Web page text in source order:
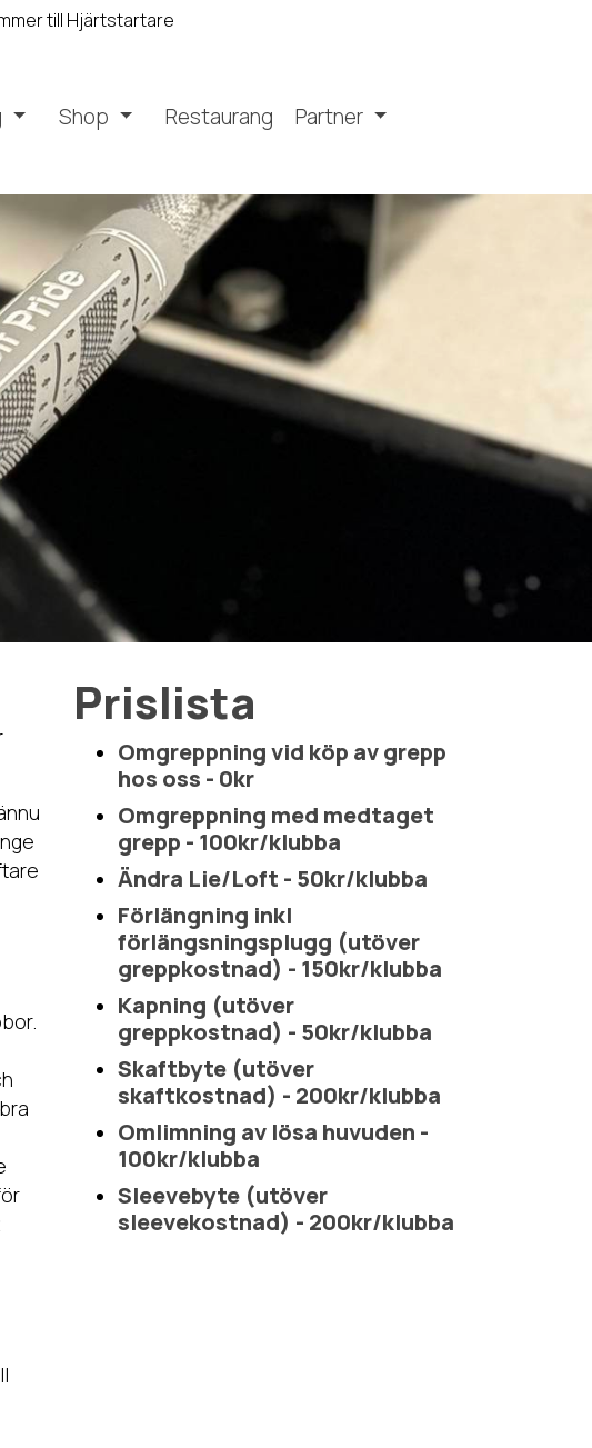
till Hjärtstartare
Shop Restaurang Partner
Prislista
Omgreppning vid köp av grepp
hos oss - 0kr
Omgreppning med medtaget
grepp - 100kr/klubba
Ändra Lie/Loft - 50kr/klubba
Förlängning inkl
förlängsningsplugg (utöver
greppkostnad) - 150kr/klubba
Kapning (utöver
greppkostnad) - 50kr/klubba
Skaftbyte (utöver
skaftkostnad) - 200kr/klubba
Omlimning av lösa huvuden -
100kr/klubba
Sleevebyte (utöver
sleevekostnad) - 200kr/klubba